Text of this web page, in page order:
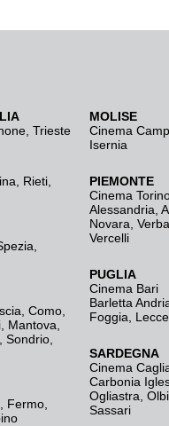
Trieste
Rieti
Como
Mantova
Sondrio
Fermo
MOLISE
Cinema
Isernia
PIEMONTE
Cinema
Alessandria
Novara
Vercelli
PUGLIA
Cinema Bari
Barletta
Foggia
Lecce
SARDEGNA
Cinema
Carbonia
Ogliastra
Sassari